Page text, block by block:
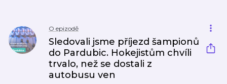
O epizodě
Sledovali jsme příjezd šampionů
do Pardubic. Hokejistům chvíli
trvalo, než se dostali z
autobusu ven